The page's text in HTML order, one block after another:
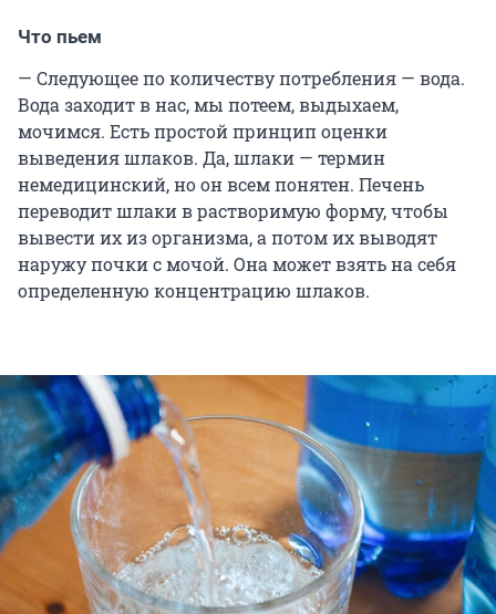
Что пьем
— Следующее по количеству потребления — вода.
Вода заходит в нас, мы потеем, выдыхаем,
мочимся. Есть простой принцип оценки
выведения шлаков. Да, шлаки — термин
немедицинский, но он всем понятен. Печень
переводит шлаки в растворимую форму, чтобы
вывести их из организма, а потом их выводят
наружу почки с мочой. Она может взять на себя
определенную концентрацию шлаков.